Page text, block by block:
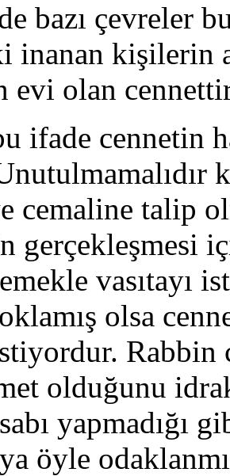
bazı çevreler
inanan kişilerin
olan
ifade cennetin
cemaline talip
gerçekleşmesi
vasıtayı
olsa
Rabbin
olduğunu
yapmadığı
öyle